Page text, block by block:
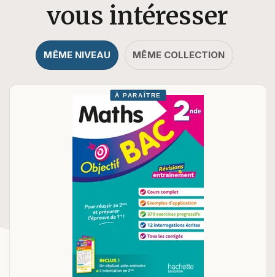
vous intéresser
MÊME NIVEAU MÊME COLLECTION
À PARAÎTRE